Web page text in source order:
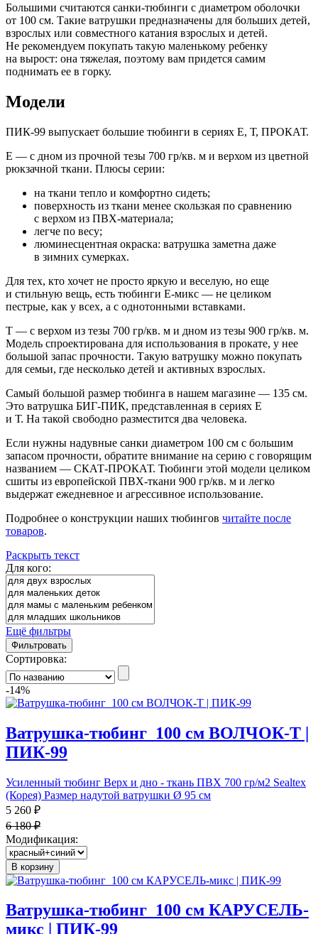
Большими считаются санки-тюбинги с диаметром оболочки
от 100 см. Такие ватрушки предназначены для больших детей,
взрослых или совместного катания взрослых и детей.
Не рекомендуем покупать такую маленькому ребенку
на вырост: она тяжелая, поэтому вам придется самим
поднимать ее в горку.
Модели
ПИК-99 выпускает большие тюбинги в сериях Е, Т, ПРОКАТ.
Е — с дном из прочной тезы 700 гр/кв. м и верхом из цветной
рюкзачной ткани. Плюсы серии:
на ткани тепло и комфортно сидеть;
поверхность из ткани менее скользкая по сравнению
с верхом из ПВХ-материала;
легче по весу;
люминесцентная окраска: ватрушка заметна даже
в зимних сумерках.
Для тех, кто хочет не просто яркую и веселую, но еще
и стильную вещь, есть тюбинги Е-микс — не целиком
пестрые, как у всех, а с однотонными вставками.
Т — с верхом из тезы 700 гр/кв. м и дном из тезы 900 гр/кв. м.
Модель спроектирована для использования в прокате, у нее
большой запас прочности. Такую ватрушку можно покупать
для семьи, где несколько детей и активных взрослых.
Самый большой размер тюбинга в нашем магазине — 135 см.
Это ватрушка БИГ-ПИК, представленная в сериях Е
и Т. На такой свободно разместится два человека.
Если нужны надувные санки диаметром 100 см с большим
запасом прочности, обратите внимание на серию с говорящим
названием — СКАТ-ПРОКАТ. Тюбинги этой модели целиком
сшиты из европейской ПВХ-ткани 900 гр/кв. м и легко
выдержат ежедневное и агрессивное использование.
Подробнее о конструкции наших тюбингов читайте после
товаров.
Раскрыть текст
Для кого:
Ещё фильтры
Фильтровать
Сортировка:
-14%
Ватрушка-тюбинг_100 см ВОЛЧОК-Т |
ПИК-99
Усиленный тюбинг Верх и дно - ткань ПВХ 700 гр/м2 Sealtex
(Корея) Размер надутой ватрушки Ø 95 см
5 260 ₽
6 180 ₽
Модификация:
В корзину
Ватрушка-тюбинг_100 см КАРУСЕЛЬ-
микс | ПИК-99